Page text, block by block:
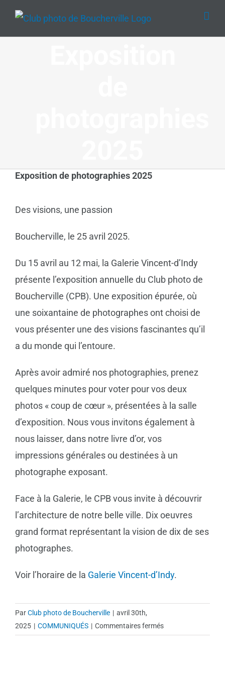
Passer
Exposition de photographies 2025
Des visions, une passion
Boucherville, le 25 avril 2025.
Du 15 avril au 12 mai, la Galerie Vincent-d’Indy
présente l’exposition annuelle du Club photo de
Boucherville (CPB). Une exposition épurée, où
une soixantaine de photographes ont choisi de
vous présenter une des visions fascinantes qu’il
a du monde qui l’entoure.
Après avoir admiré nos photographies, prenez
quelques minutes pour voter pour vos deux
photos « coup de cœur », présentées à la salle
d’exposition. Nous vous invitons également à
nous laisser, dans notre livre d’or, vos
impressions générales ou destinées à un
photographe exposant.
Face à la Galerie, le CPB vous invite à découvrir
l’architecture de notre belle ville. Dix oeuvres
grand format représentant la vision de dix de ses
photographes.
Voir l’horaire de la Galerie Vincent-d’Indy.
ParClub photo de Boucherville | avril 30th,
2025 | COMMUNIQUÉS | Commentaires ferméssur